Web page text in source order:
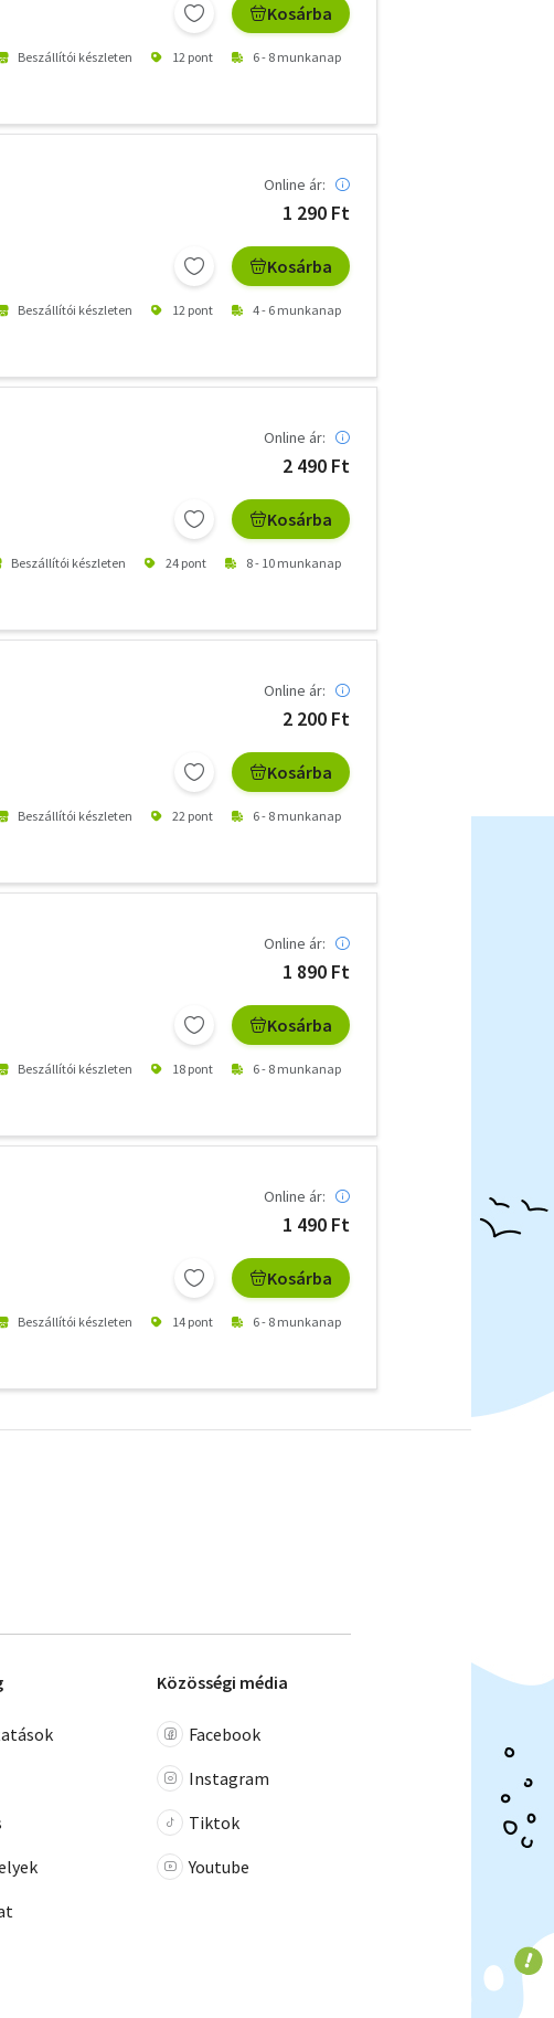
Kosárba
Beszállítói készleten 12 pont 6 - 8 munkanap
Online ár:
1 290 Ft
Kosárba
Beszállítói készleten 12 pont 4 - 6 munkanap
Online ár:
2 490 Ft
Kosárba
Beszállítói készleten 24 pont 8 - 10 munkanap
Online ár:
2 200 Ft
Kosárba
Beszállítói készleten 22 pont 6 - 8 munkanap
Online ár:
1 890 Ft
Kosárba
Beszállítói készleten 18 pont 6 - 8 munkanap
Online ár:
1 490 Ft
Kosárba
Beszállítói készleten 14 pont 6 - 8 munkanap
Közösségi média
Facebook
Instagram
Tiktok
Youtube